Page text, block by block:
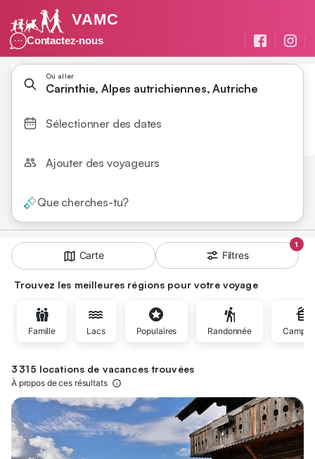
VAMC
Contactez-nous
Où aller
Carinthie, Alpes autrichiennes, Autriche
Sélectionner des dates
Ajouter des voyageurs
Que cherches-tu?
Carte
1
Filtres
Trouvez les meilleures régions pour votre voyage
Famille Lacs Populaires Randonnée
3 315 locations de vacances trouvées
À propos de ces résultats